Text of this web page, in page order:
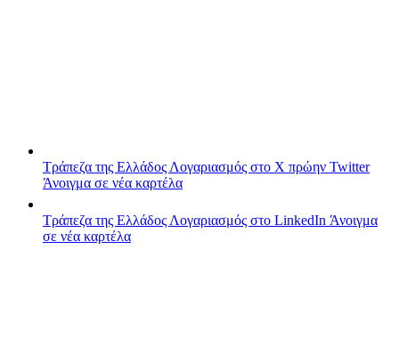
Τράπεζα της Ελλάδος Λογαριασμός στο X πρώην Twitter
Άνοιγμα σε νέα καρτέλα
Τράπεζα της Ελλάδος Λογαριασμός στο LinkedIn Άνοιγμα
σε νέα καρτέλα